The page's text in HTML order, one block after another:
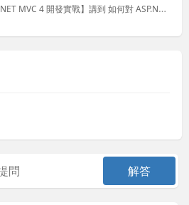
今天有讀者反映我的書【ASP.NET MVC 4 開發實戰】講到 如何對 ASP.NET MVC 原始碼進行偵錯 這一個技巧時，照著書操作沒有成功，我自己重新試了一次，還真的沒辦法，這才發現事情沒有想